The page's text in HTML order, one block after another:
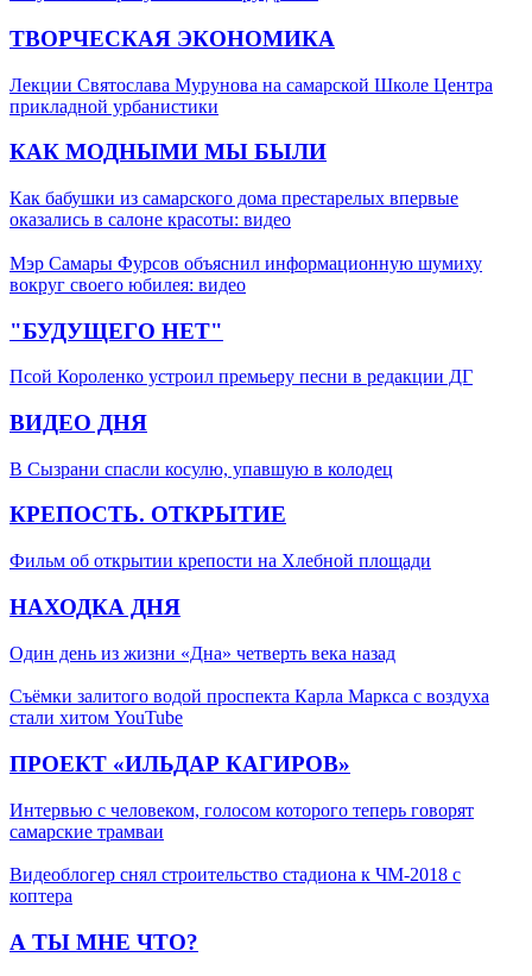
ТВОРЧЕСКАЯ ЭКОНОМИКА
Лекции Святослава Мурунова на самарской Школе Центра
прикладной урбанистики
КАК МОДНЫМИ МЫ БЫЛИ
Как бабушки из самарского дома престарелых впервые
оказались в салоне красоты: видео
Мэр Самары Фурсов объяснил информационную шумиху
вокруг своего юбилея: видео
"БУДУЩЕГО НЕТ"
Псой Короленко устроил премьеру песни в редакции ДГ
ВИДЕО ДНЯ
В Сызрани спасли косулю, упавшую в колодец
КРЕПОСТЬ. ОТКРЫТИЕ
Фильм об открытии крепости на Хлебной площади
НАХОДКА ДНЯ
Один день из жизни «Дна» четверть века назад
Съёмки залитого водой проспекта Карла Маркса с воздуха
стали хитом YouTube
ПРОЕКТ «ИЛЬДАР КАГИРОВ»
Интервью с человеком, голосом которого теперь говорят
самарские трамваи
Видеоблогер снял строительство стадиона к ЧМ-2018 с
коптера
А ТЫ МНЕ ЧТО?